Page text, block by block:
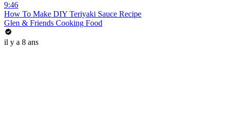
9:46
How To Make DIY Teriyaki Sauce Recipe
Glen & Friends Cooking Food
il y a 8 ans